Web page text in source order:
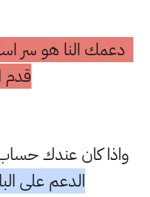
دعمك النا هو سر
قدم
واذا كان عندك
الدعم على